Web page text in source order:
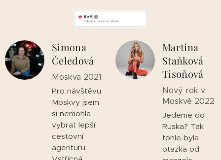
Simona
Čeledová
Moskva 2021
Pro návštěvu
Moskvy jsem
si nemohla
vybrat lepší
cestovní
agenturu.
Martina
Staňková
Tisoňová
Nový rok v
Moskvě 2022
Jedeme do
Ruska? Tak
tohle byla
otazka od